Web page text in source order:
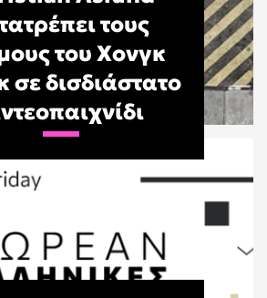
τους
του Χονγκ
σε δισδιάστατο